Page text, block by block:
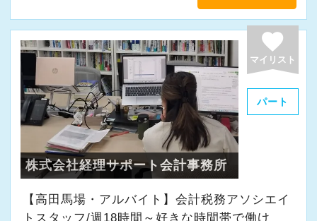
favorite
マイリスト
パート
株式会社経理サポート会計事務所
【高田馬場・アルバイト】会計税務アソシエイ
トスタッフ/週18時間～好きな時間帯で働け